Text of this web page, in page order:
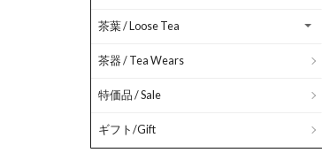
茶葉 / Loose Tea
茶器 / Tea Wears
特価品 / Sale
ギフト/Gift